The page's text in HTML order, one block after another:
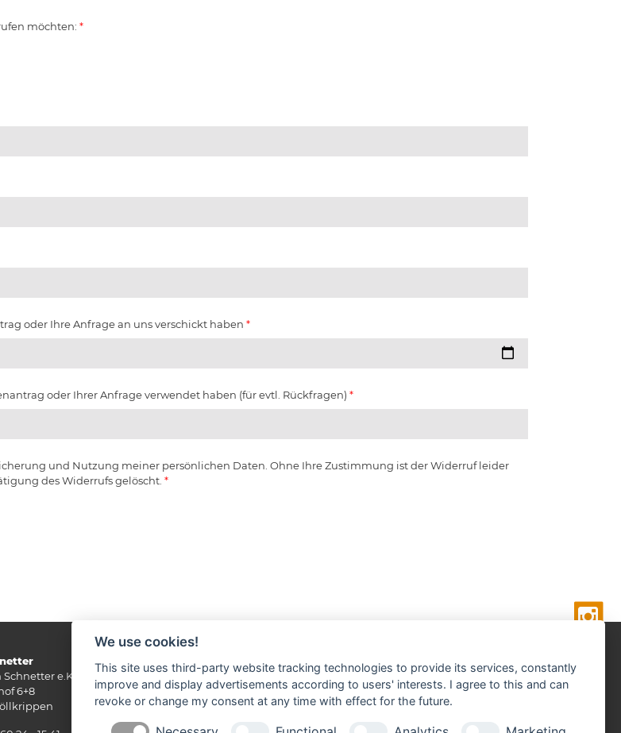
möchten: *
oder Ihre Anfrage an uns verschickt haben *
oder Ihrer Anfrage verwendet haben (für evtl. Rückfragen) *
und Nutzung meiner persönlichen Daten. Ohne Ihre Zustimmung ist der Widerruf leider
des Widerrufs gelöscht. *
e.K.
6+8
Öffnungszeiten
Montag - Freitag
08.30 - 12.30 Uhr
14.00 - 18.30 Uhr
We use cookies!
This site uses third-party website tracking technologies to provide its services, constantly
improve and display advertisements according to users' interests. I agree to this and can
revoke or change my consent at any time with effect for the future.